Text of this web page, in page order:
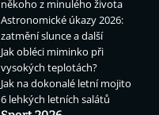
někoho z minulého života
Astronomické úkazy 2026:
zatmění slunce a další
Jak obléci miminko při
vysokých teplotách?
Jak na dokonalé letní mojito
6 lehkých letních salátů